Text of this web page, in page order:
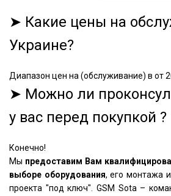
➤ Какие цены на
Украине?
Диапазон цен на (обслуживание) в от
➤ Можно ли
у вас перед покупкой ?
Конечно!
Мы предоставим Вам
выборе оборудования, его монтажа
проекта "под ключ". GSM Sota –